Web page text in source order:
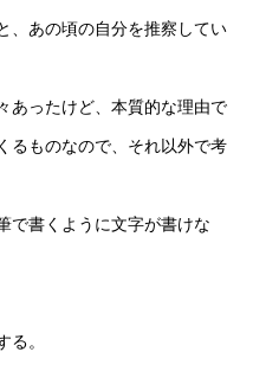
、あの頃の自分を推察してい
あったけど、本質的な理由で
るものなので、それ以外で考
で書くように文字が書けな
る。